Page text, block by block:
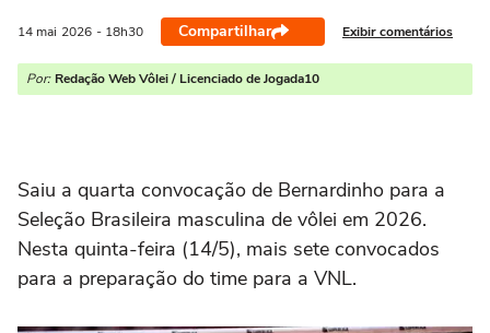
14 mai 2026 - 18h30 Compartilhar Exibir comentários
Por: Redação Web Vôlei / Licenciado de Jogada10
Saiu a quarta convocação de Bernardinho para a
Seleção Brasileira masculina de vôlei em 2026.
Nesta quinta-feira (14/5), mais sete convocados
para a preparação do time para a VNL.